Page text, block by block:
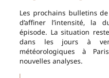
Les prochains bulletins
d’affiner l’intensité, la
épisode. La situation
dans les jours à
météorologiques à
nouvelles analyses.